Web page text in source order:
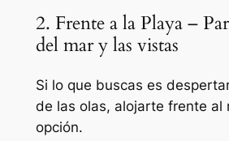
2. Frente a la Playa –
del mar y las vistas
Si lo que buscas es
de las olas, alojarte frente al
opción.